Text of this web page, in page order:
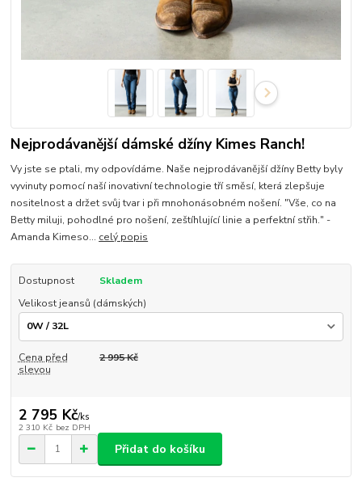
Nejprodávanější dámské džíny Kimes Ranch!
Vy jste se ptali, my odpovídáme. Naše nejprodávanější džíny Betty byly
vyvinuty pomocí naší inovativní technologie tří směsí, která zlepšuje
nositelnost a držet svůj tvar i při mnohonásobném nošení. "Vše, co na
Betty miluji, pohodlné pro nošení, zeštíhlující linie a perfektní střih." -
Amanda Kimeso... celý popis
Dostupnost
Skladem
Velikost jeansů (dámských)
Cena před
slevou
2 995 Kč
2 795 Kč/ks
2 310 Kč bez DPH
Přidat do košíku